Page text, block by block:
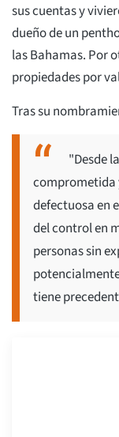
sus cuentas y
dueño de un
las Bahamas. Por
propiedades por
Tras su
"Desde
comprometida
defectuosa en
del control en
personas sin
tiene